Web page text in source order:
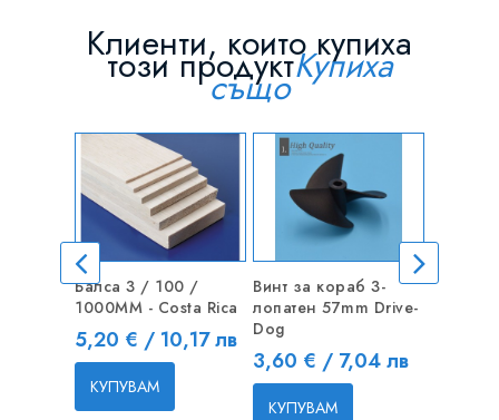
Клиенти, които купиха
този продуктКупиха
също
Балса 3 / 100 /
1000MM - Costa Rica
Цена
5,20 € / 10,17 лв
КУПУВАМ
Винт за кораб 3-
лопатен 57mm Drive-
Dog
Цена
3,60 € / 7,04 лв
КУПУВАМ
CNC